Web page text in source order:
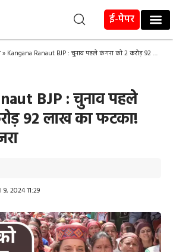
ई-पेपर
» Kangana Ranaut BJP : चुनाव पहले कंगना को 2 करोड़ 92 लाख का फटका! जानें क्या है माजरा
BJP : चुनाव पहले
92 लाख का फटका!
2024 11:29